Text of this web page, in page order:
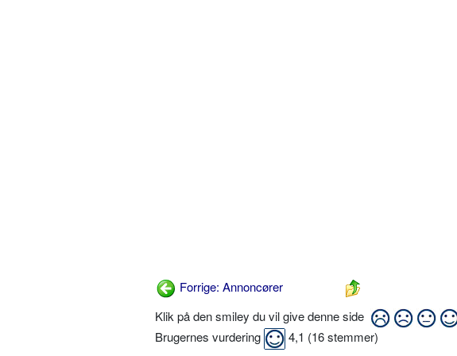
Forrige: Annoncører
Klik på den smiley du vil give denne side
Brugernes vurdering
4,1 (16stemmer)